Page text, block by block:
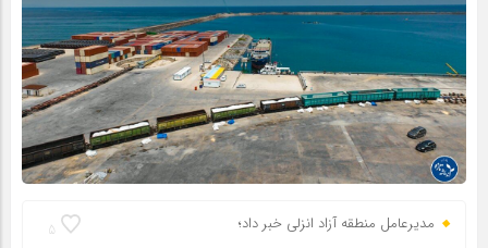
5 مدیرعامل منطقه آزاد انزلی خبر داد؛